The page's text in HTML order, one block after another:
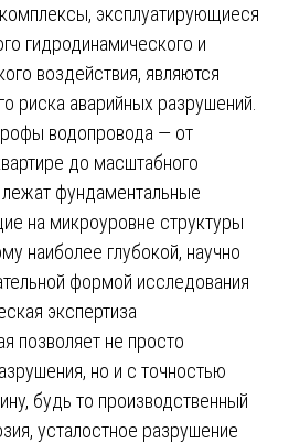
эксплуатирующиеся
гидродинамического и
воздействия, являются
риска аварийных разрушений.
водопровода — от
до масштабного
фундаментальные
на микроуровне структуры
наиболее глубокой, научно
формой исследования
экспертиза
позволяет не просто
но и с точностью
будь то производственный
усталостное разрушение